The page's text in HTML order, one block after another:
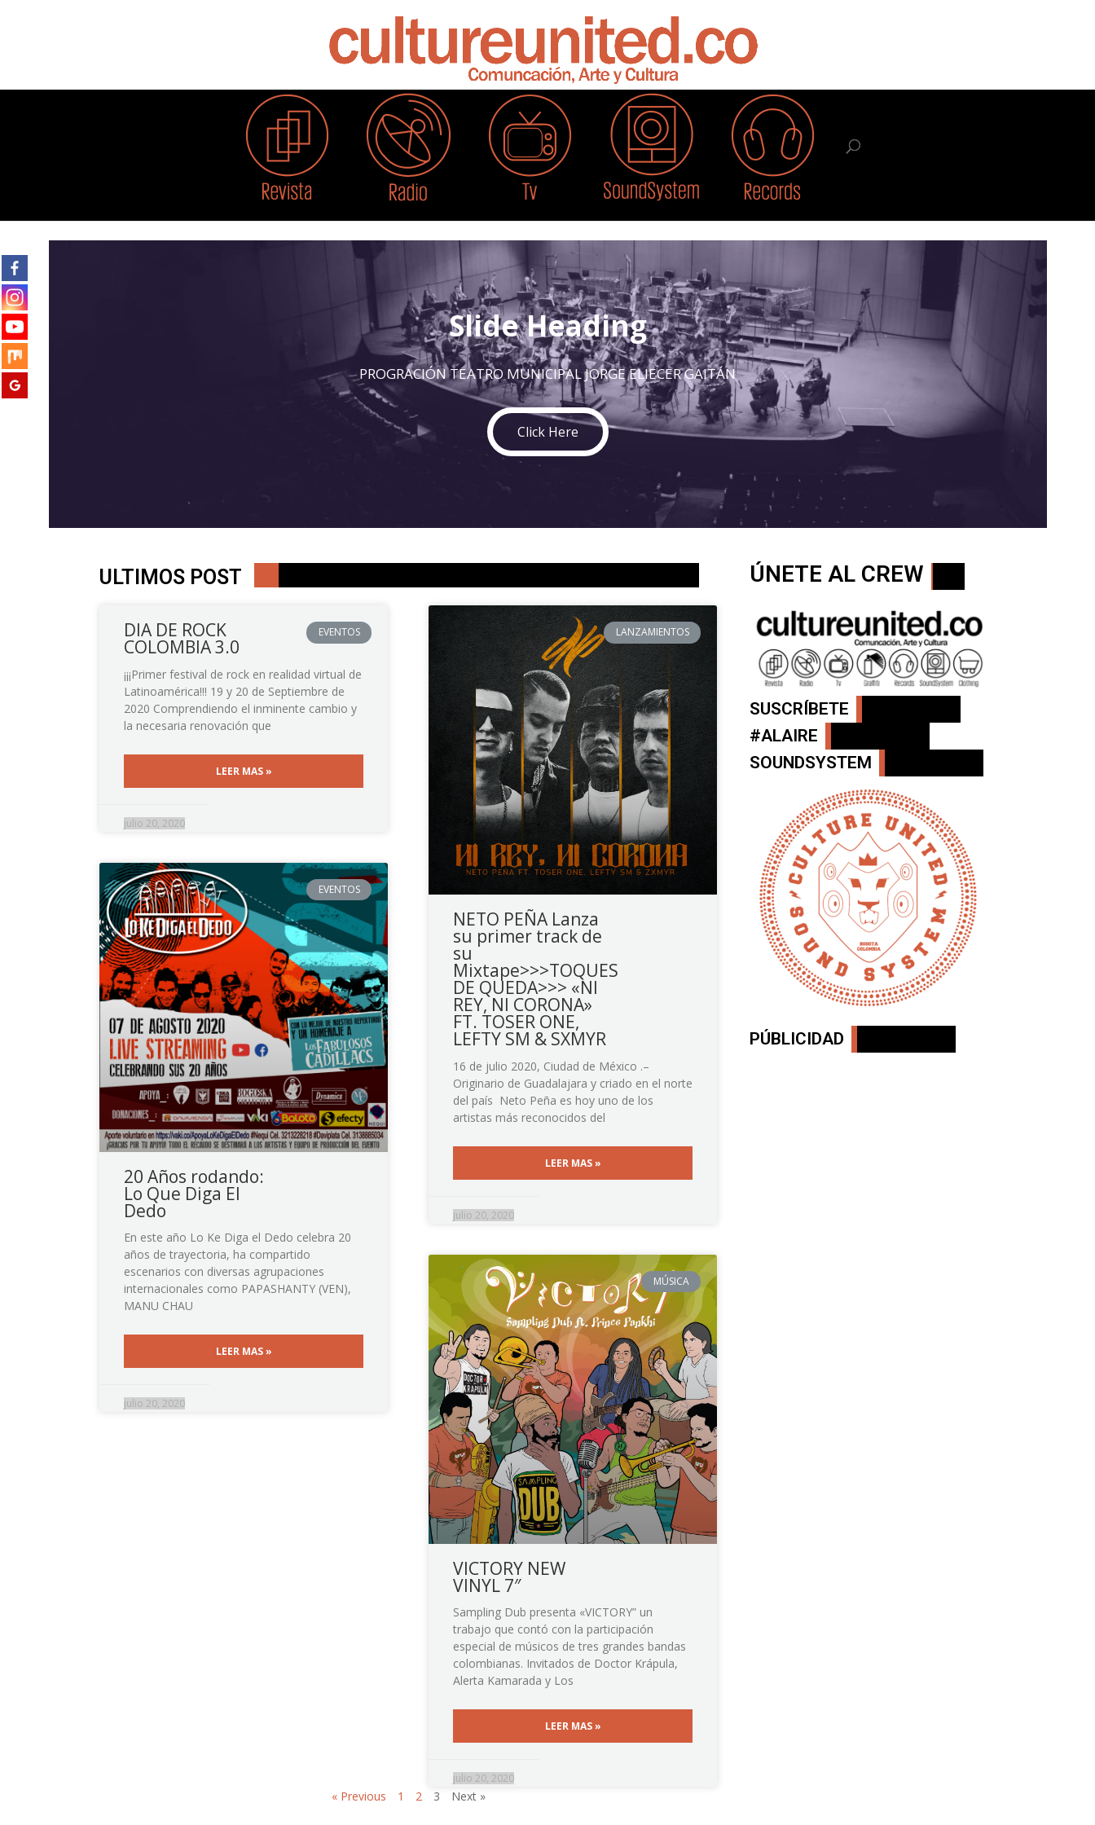
Slide Heading
PROGRACIÓN TEATRO MUNICIPAL JORGE ELIECER GAITÁN
Click Here
ULTIMOS POST
EVENTOS
DIA DE ROCK
COLOMBIA 3.0
¡¡¡Primer festival de rock en realidad virtual de
Latinoamérica!!! 19 y 20 de Septiembre de
2020 Comprendiendo el inminente cambio y
la necesaria renovación que
LEER MAS »
julio 20, 2020
LANZAMIENTOS
NETO PEÑA Lanza
su primer track de
su
Mixtape>>>TOQUES
DE QUEDA>>> «NI
REY, NI CORONA»
FT. TOSER ONE,
LEFTY SM & SXMYR
16 de julio 2020, Ciudad de México .–
Originario de Guadalajara y criado en el norte
del país Neto Peña es hoy uno de los
artistas más reconocidos del
LEER MAS »
julio 20, 2020
EVENTOS
20 Años rodando:
Lo Que Diga El
Dedo
En este año Lo Ke Diga el Dedo celebra 20
años de trayectoria, ha compartido
escenarios con diversas agrupaciones
internacionales como PAPASHANTY (VEN),
MANU CHAU
LEER MAS »
julio 20, 2020
MÚSICA
VICTORY NEW
VINYL 7″
Sampling Dub presenta «VICTORY” un
trabajo que contó con la participación
especial de músicos de tres grandes bandas
colombianas. Invitados de Doctor Krápula,
Alerta Kamarada y Los
LEER MAS »
julio 20, 2020
« Previous 1 2 3 Next »
ÚNETE AL CREW
SUSCRÍBETE
#ALAIRE
SOUNDSYSTEM
PÚBLICIDAD